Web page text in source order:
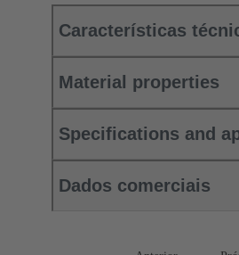
Características
Material properties
Specifications and
Dados comerciais